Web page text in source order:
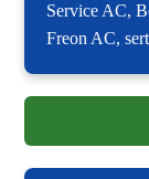
Service AC,
Freon AC,